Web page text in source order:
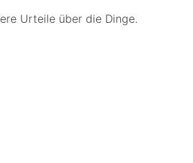
Urteile über die Dinge.